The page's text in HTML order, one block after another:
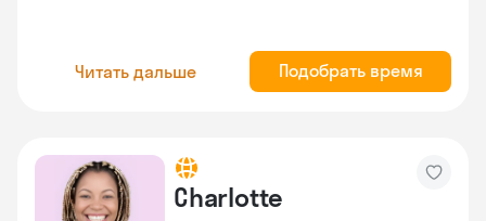
Читать дальше Подобрать время
Charlotte